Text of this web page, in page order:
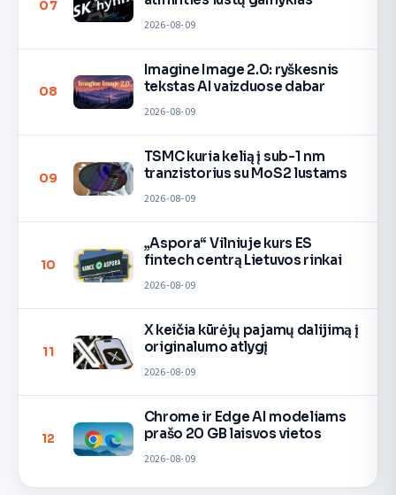
07
2026-08-09
08
Imagine Image 2.0: ryškesnis
tekstas AI vaizduose dabar
2026-08-09
09
TSMC kuria kelią į sub-1 nm
tranzistorius su MoS2 lustams
2026-08-09
10
„Aspora“ Vilniuje kurs ES
fintech centrą Lietuvos rinkai
2026-08-09
11
X keičia kūrėjų pajamų dalijimą į
originalumo atlygį
2026-08-09
12
Chrome ir Edge AI modeliams
prašo 20 GB laisvos vietos
2026-08-09